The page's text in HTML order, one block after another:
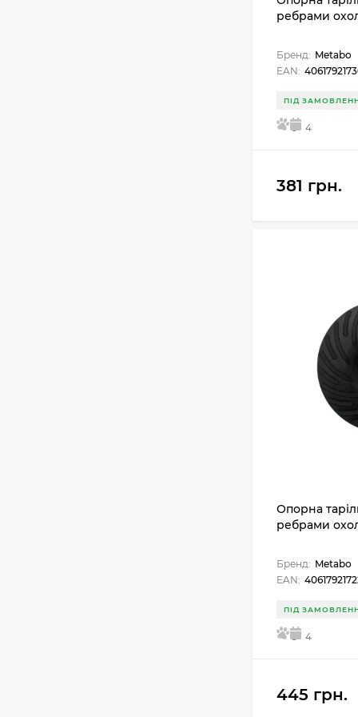
ребрами
Бренд: Metabo
EAN:
ПІД
5 4
381 грн.
Опорна
ребрами
Бренд: Metabo
EAN:
ПІД
5 4
445 грн.